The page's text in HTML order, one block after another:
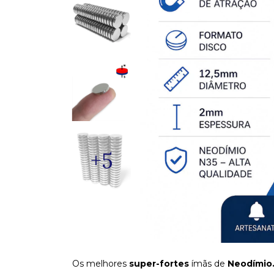
+5
Os melhores super-fortes ímãs de